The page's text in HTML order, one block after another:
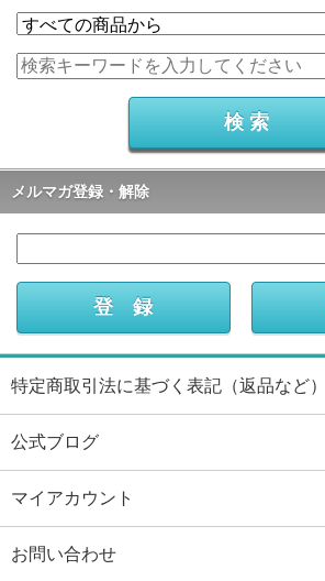
メルマガ登録・解除
特定商取引法に基づく表記（返品など）
公式ブログ
マイアカウント
お問い合わせ